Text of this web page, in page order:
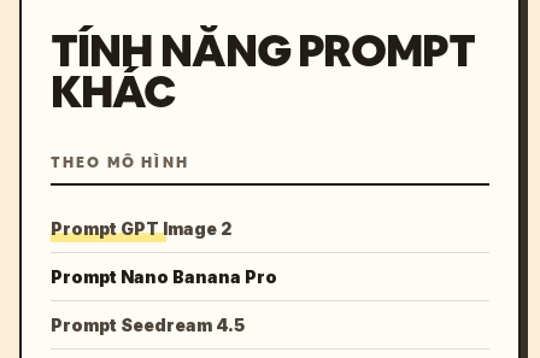
TÍNH NĂNG PROMPT
KHÁC
THEO MÔ HÌNH
Prompt GPT Image 2
Prompt Nano Banana Pro
Prompt Seedream 4.5